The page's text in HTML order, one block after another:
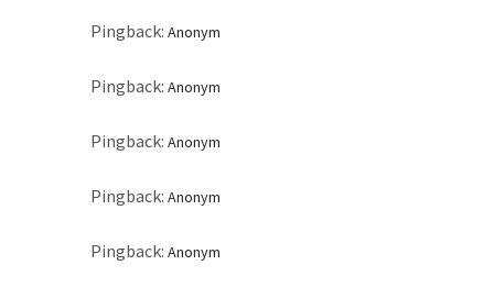
Pingback: Anonym
Pingback: Anonym
Pingback: Anonym
Pingback: Anonym
Pingback: Anonym